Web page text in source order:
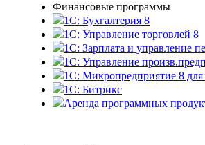
Финансовые программы
1С: Бухгалтерия 8
1C: Управление торговлей 8
1C: Зарплата и управление
1C: Управление
1С: Микропредприятие 8
1C: Битрикс
Аренда программных